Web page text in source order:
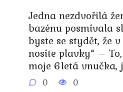
Jedna nezdvořilá
bazénu posmívala
byste se stydět, že
nosíte plavky“ –
moje 6letá vnučka,
0 0